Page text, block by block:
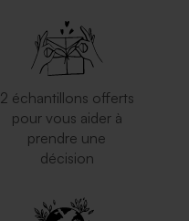
2 échantillons offerts
pour vous aider à
prendre une
décision